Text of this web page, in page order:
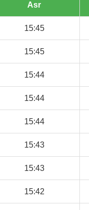
Asr
15:45
15:45
15:44
15:44
15:44
15:43
15:43
15:42